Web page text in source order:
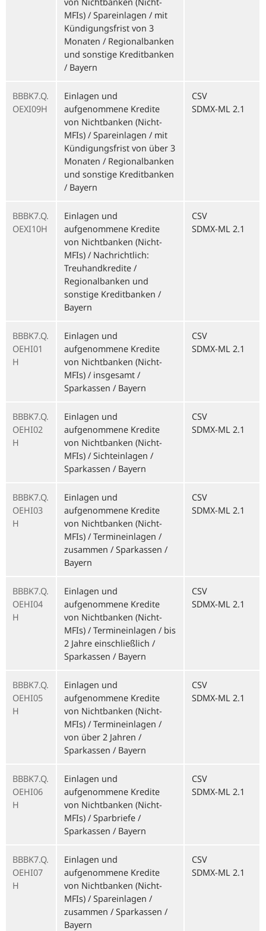
MFIs) / Spareinlagen / mit
Kündigungsfrist von 3
Monaten / Regionalbanken
und sonstige Kreditbanken
/ Bayern
BBBK7.Q.
OEXI09H
Einlagen und
aufgenommene Kredite
von Nichtbanken (Nicht-
MFIs) / Spareinlagen / mit
Kündigungsfrist von über 3
Monaten / Regionalbanken
und sonstige Kreditbanken
/ Bayern
CSV
SDMX-ML 2.1
BBBK7.Q.
OEXI10H
Einlagen und
aufgenommene Kredite
von Nichtbanken (Nicht-
MFIs) / Nachrichtlich:
Treuhandkredite /
Regionalbanken und
sonstige Kreditbanken /
Bayern
CSV
SDMX-ML 2.1
BBBK7.Q.
OEHI01
H
Einlagen und
aufgenommene Kredite
von Nichtbanken (Nicht-
MFIs) / insgesamt /
Sparkassen / Bayern
CSV
SDMX-ML 2.1
BBBK7.Q.
OEHI02
H
Einlagen und
aufgenommene Kredite
von Nichtbanken (Nicht-
MFIs) / Sichteinlagen /
Sparkassen / Bayern
CSV
SDMX-ML 2.1
BBBK7.Q.
OEHI03
H
Einlagen und
aufgenommene Kredite
von Nichtbanken (Nicht-
MFIs) / Termineinlagen /
zusammen / Sparkassen /
Bayern
CSV
SDMX-ML 2.1
BBBK7.Q.
OEHI04
H
Einlagen und
aufgenommene Kredite
von Nichtbanken (Nicht-
MFIs) / Termineinlagen / bis
2 Jahre einschließlich /
Sparkassen / Bayern
CSV
SDMX-ML 2.1
BBBK7.Q.
OEHI05
H
Einlagen und
aufgenommene Kredite
von Nichtbanken (Nicht-
MFIs) / Termineinlagen /
von über 2 Jahren /
Sparkassen / Bayern
CSV
SDMX-ML 2.1
BBBK7.Q.
OEHI06
H
Einlagen und
aufgenommene Kredite
von Nichtbanken (Nicht-
MFIs) / Sparbriefe /
Sparkassen / Bayern
CSV
SDMX-ML 2.1
BBBK7.Q.
OEHI07
H
Einlagen und
aufgenommene Kredite
von Nichtbanken (Nicht-
MFIs) / Spareinlagen /
zusammen / Sparkassen /
Bayern
CSV
SDMX-ML 2.1